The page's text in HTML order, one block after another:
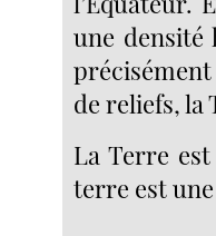
une densité
précisément
de reliefs, la
La Terre
terre est